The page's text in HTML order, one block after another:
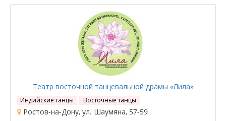
Театр восточной танцевальной драмы «Лила»
Индийские танцы Восточные танцы
Ростов-на-Дону, ул. Шаумяна, 57-59